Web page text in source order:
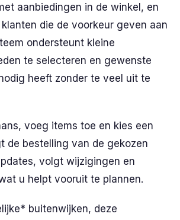
aanbiedingen in de winkel, en
die de voorkeur geven aan
ondersteunt kleine
te selecteren en gewenste
heeft zonder te veel uit te
voeg items toe en kies een
de bestelling van de gekozen
volgt wijzigingen en
u helpt vooruit te plannen.
buitenwijken, deze